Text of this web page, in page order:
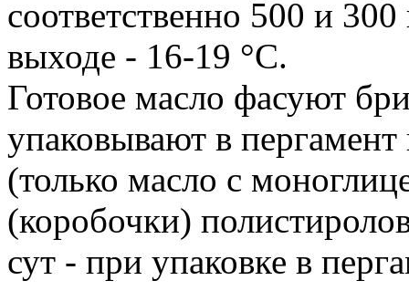
соответственно 500 и
выходе - 16-19 °C.
Готовое масло фасуют
упаковывают в
(только масло с
(коробочки)
сут - при упаковке в